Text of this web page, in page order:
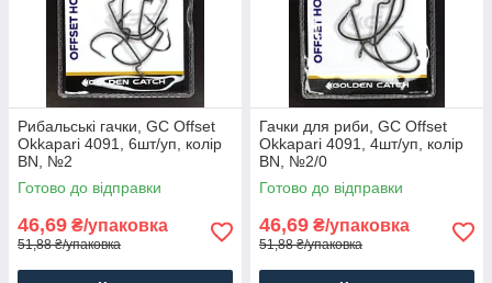
Рибальські гачки, GC Offset
Okkapari 4091, 6шт/уп, колір
BN, №2
Готово до відправки
46,69 ₴/упаковка
51,88 ₴/упаковка
Гачки для риби, GC Offset
Okkapari 4091, 4шт/уп, колір
BN, №2/0
Готово до відправки
46,69 ₴/упаковка
51,88 ₴/упаковка